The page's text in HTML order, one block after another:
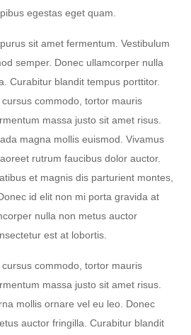
egestas eget quam.
sit amet fermentum. Vestibulum
semper. Donec ullamcorper nulla
Curabitur blandit tempus porttitor.
commodo, tortor mauris
massa justo sit amet risus.
magna mollis euismod. Vivamus
rutrum faucibus dolor auctor.
et magnis dis parturient montes,
id elit non mi porta gravida at
nulla non metus auctor
est at lobortis.
commodo, tortor mauris
massa justo sit amet risus.
mollis ornare vel eu leo. Donec
auctor fringilla. Curabitur blandit